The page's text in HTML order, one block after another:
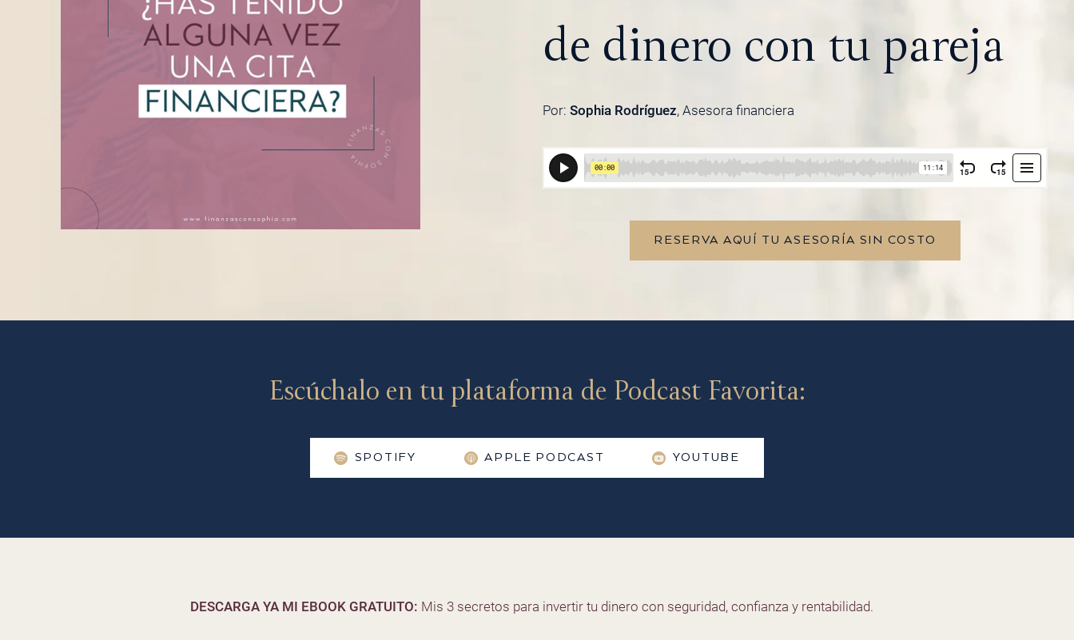
de dinero con tu pareja
Por:Sophia Rodríguez, Asesora financiera
RESERVA AQUÍ TU ASESORÍA SIN COSTO
Escúchalo en tu plataforma de Podcast Favorita:
SPOTIFY APPLE PODCAST YOUTUBE
DESCARGA YA MI EBOOK GRATUITO: Mis 3 secretos para invertir tu dinero con seguridad, confianza y rentabilidad.